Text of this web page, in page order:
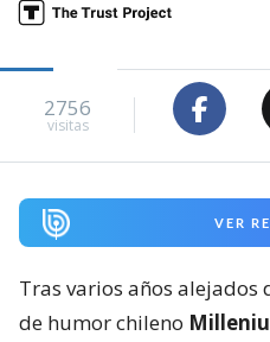
2756
visitas
VER
Tras varios años alejados
de humor chileno